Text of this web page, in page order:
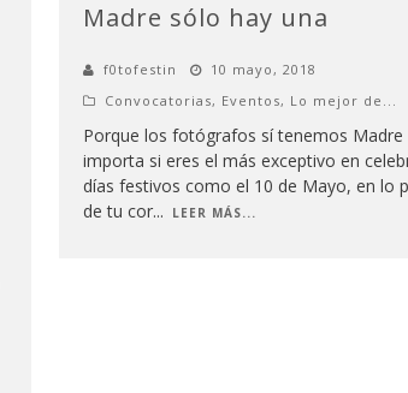
Madre sólo hay una
f0tofestin
10 mayo, 2018
Convocatorias, Eventos, Lo mejor de...
Porque los fotógrafos sí tenemos Madre
importa si eres el más exceptivo en
días festivos como el 10 de Mayo, en lo
de tu cor... LEER MÁS...